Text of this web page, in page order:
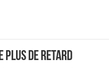
plus de retard